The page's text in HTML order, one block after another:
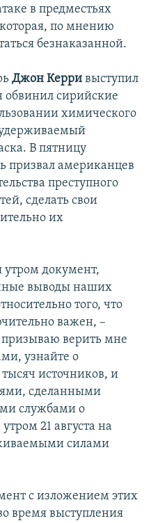
в предместьях
которая, по мнению
безнаказанной.
Джон Керри выступил
обвинил сирийские
химического
В пятницу
призвал американцев
преступного
сделать свои
их
утром документ,
выводы наших
того, что
важен, –
верить мне
узнайте о
источников, и
сделанными
службами о
21 августа на
силами
с изложением этих
время выступления